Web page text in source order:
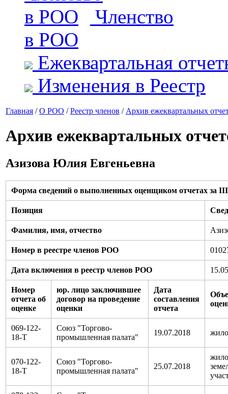
Членство
в РОО
Ежеквартальная
Изменения в Реестр
Главная /О РОО /Реестр членов / Архив ежеквартальных
Архив ежеквартальных
Азизова Юлия Евгеньевна
Форма сведений о выполненных оценщиком отчетах за III
Позиция
Фамилия, имя, отчество
Номер в реестре членов РОО
Дата включения в реестр членов РОО
Номер
отчета об
оценке
юр. лицо заключившее
договор на проведение
оценки
Дата
составления
отчета
069-122-
18-Т
Союз "Торгово-
промышленная палата"
19.07.2018
070-122-
18-Т
Союз "Торгово-
промышленная палата"
25.07.2018